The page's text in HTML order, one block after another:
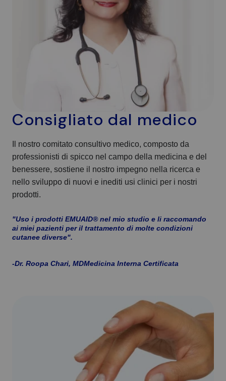
Consigliato dal medico
Il nostro comitato consultivo medico, composto da
professionisti di spicco nel campo della medicina e del
benessere, sostiene il nostro impegno nella ricerca e
nello sviluppo di nuovi e inediti usi clinici per i nostri
prodotti.
"Uso i prodotti EMUAID® nel mio studio e li raccomando
ai miei pazienti per il trattamento di molte condizioni
cutanee diverse".
-Dr. Roopa Chari, MDMedicina Interna Certificata